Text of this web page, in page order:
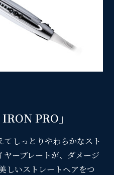
PRO」
しっとりやわらかなスト
ープレートが、ダメージ
しいストレートヘアをつ